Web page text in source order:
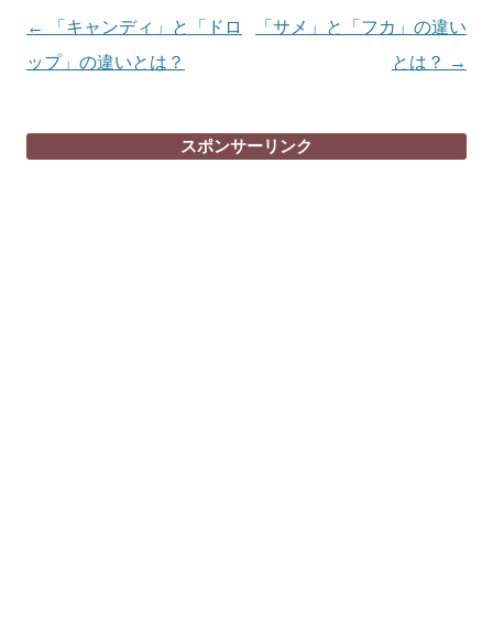
投
稿
ビ
←
「キャンディ」と「ドロ
ップ」の違いとは？
「サメ」と「フカ」の違い
とは？
→
スポンサーリンク